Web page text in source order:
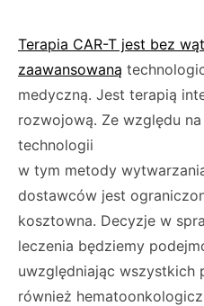
Terapia CAR-T jest bez
zaawansowaną
medyczną. Jest terapią
rozwojową. Ze względu
technologii
w tym metody
dostawców jest
kosztowna. Decyzje w
leczenia będziemy
uwzględniając wszystkich
również